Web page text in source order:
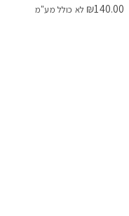
₪140.00 לא כולל מע"מ